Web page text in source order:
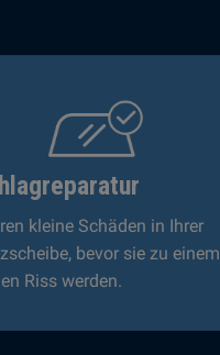
kleine Schäden in Ihrer
bevor sie zu einem
Riss werden.